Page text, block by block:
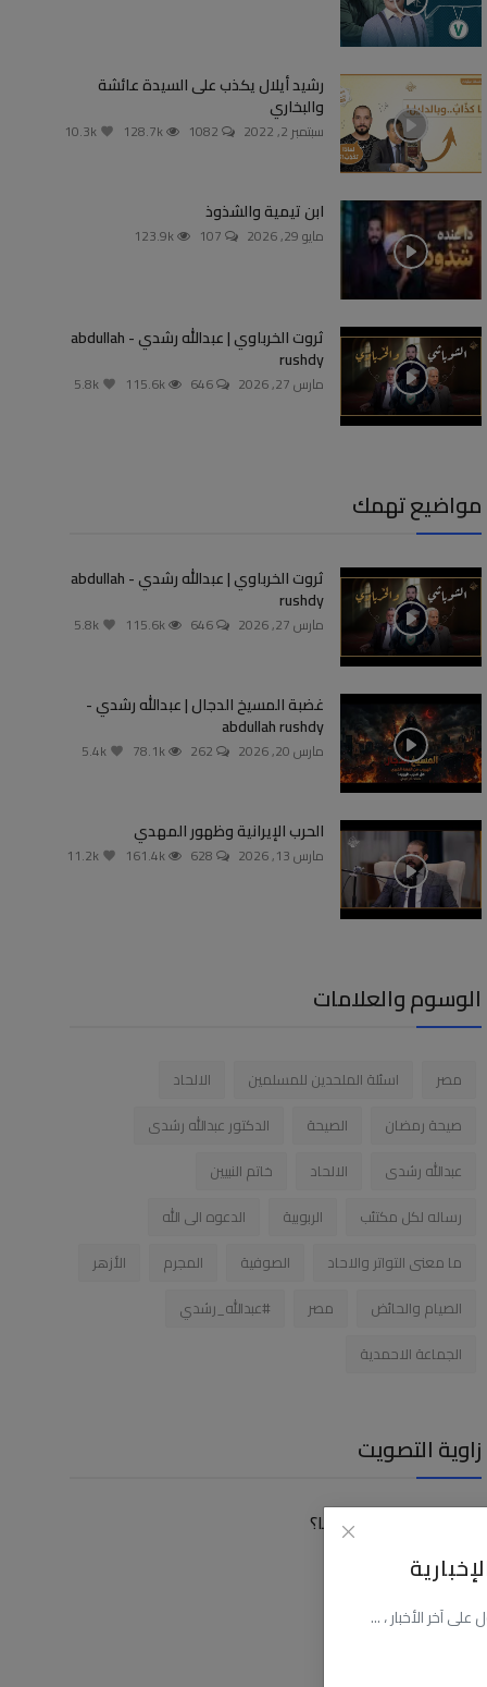
آخر الأخبار ، ...
رشيد أيلال يكذب على السيدة عائشة
والبخاري
سبتمبر 2, 2022 1082
128.7k
ابن تيمية والشذوذ
مايو 29, 2026 107
123.9k
ثروت الخرباوي | عبدالله رشدي - abdullah
rushdy
مارس 27, 2026 646
115.6k
مواضيع تهمك
ثروت الخرباوي | عبدالله رشدي - abdullah
rushdy
مارس 27, 2026 646
115.6k
غضبة المسيخ الدجال | عبدالله رشدي -
abdullah rushdy
مارس 20, 2026 262
78.1k
الحرب الإيرانية وظهور المهدي
مارس 13, 2026 628
161.4k
الوسوم والعلامات
مصر اسئلة الملحدين للمسلمين
الالحاد
صيحة رمضان
الصيحة
الدكتور عبدالله رشدى
عبدالله رشدى
الالحاد
خاتم النبيين
رساله لكل مكتئب
الربوبية
الدعوه الى الله
ما معنى التواتر والاحاد
الصوفية المجرم
الأزهر
الصيام والحائض
مصر
#عبدالله_رشدي
الجماعة الاحمدية
زاوية التصويت
كيف توصلت الى موقعنا؟
عن طريق البحث